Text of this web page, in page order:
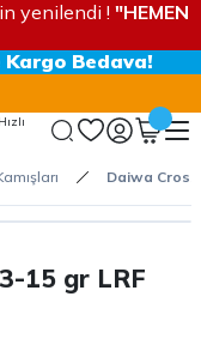
yenilendi ! "HEMEN
Kargo Bedava!
Daiwa
15 gr LRF